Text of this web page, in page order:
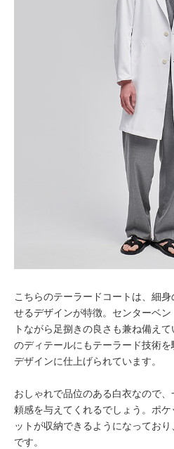
こちらのテーラードコートは、細
せるデザインが特徴。センターベ
トながら足捌きの良さも兼ね備え
のディテールにもテーラード技術
デザインに仕上げられています。
おしゃれで品位のある白衣なので
頼感を与えてくれるでしょう。ポ
ットが収納できるようになってお
です。